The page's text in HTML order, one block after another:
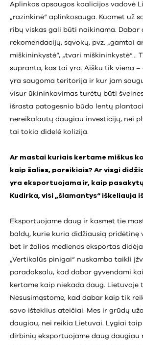
Aplinkos apsaugos koalicijos vadovė
„razinkinė“ aplinkosauga. Kuomet už
ribų viskas gali būti naikinama. Dabar
rekomendacijų, sąvokų, pvz. „gamtai
miškininkystė“, „tvari miškininkystė“…
supranta, kas tai yra. Aišku tik viena –
yra saugoma teritorija ir kur jam
visur ūkininkavimas turėtų būti
išrasta patogesnio būdo lentų
nereikalautų daugiau investicijų, nei
tai tokia didelė kolizija.
Ar mastai kuriais kertame miškus
kaip šalies, poreikiais? Ar visgi
yra eksportuojama ir, kaip
Kudirka, visi „šlamantys“ iškeliauja
Eksportuojame daug ir kasmet tie
baldų, kurie kuria didžiausią pridėtinę
bet ir žalios medienos eksportas
„Vertikalūs pinigai“ nuskamba taikli
paradoksalu, kad dabar gyvendami
kertame kaip niekada daug. Lietuvoje
Nesusimąstome, kad dabar kaip tik
savo išteklius ateičiai. Mes ir grūdų
daugiau, nei reikia Lietuvai. Lygiai
dirbinių eksportuojame daug daugiau